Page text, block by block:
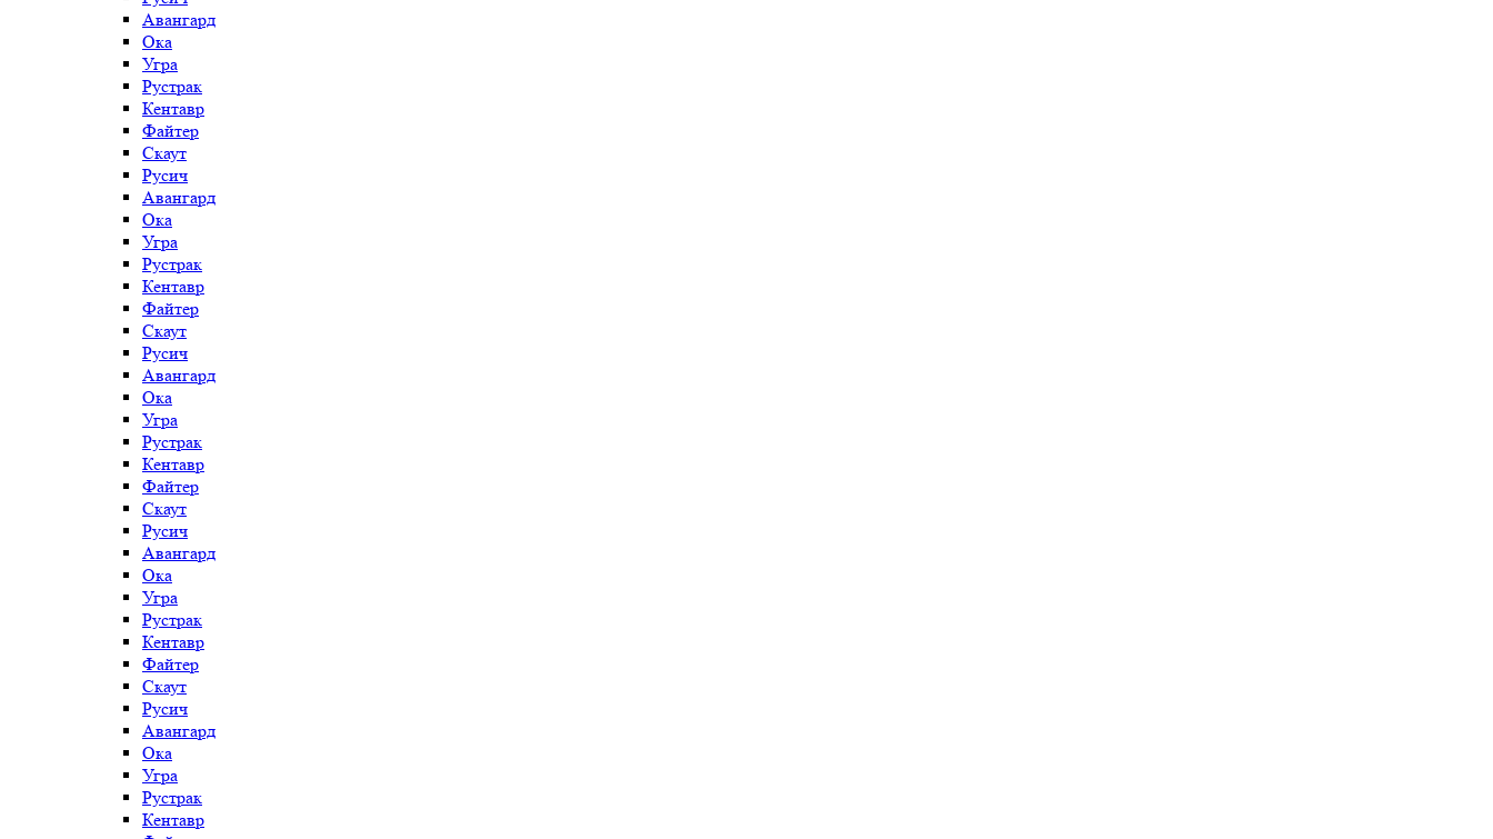
Авангард
Ока
Угра
Рустрак
Кентавр
Файтер
Скаут
Русич
Авангард
Ока
Угра
Рустрак
Кентавр
Файтер
Скаут
Русич
Авангард
Ока
Угра
Рустрак
Кентавр
Файтер
Скаут
Русич
Авангард
Ока
Угра
Рустрак
Кентавр
Файтер
Скаут
Русич
Авангард
Ока
Угра
Рустрак
Кентавр